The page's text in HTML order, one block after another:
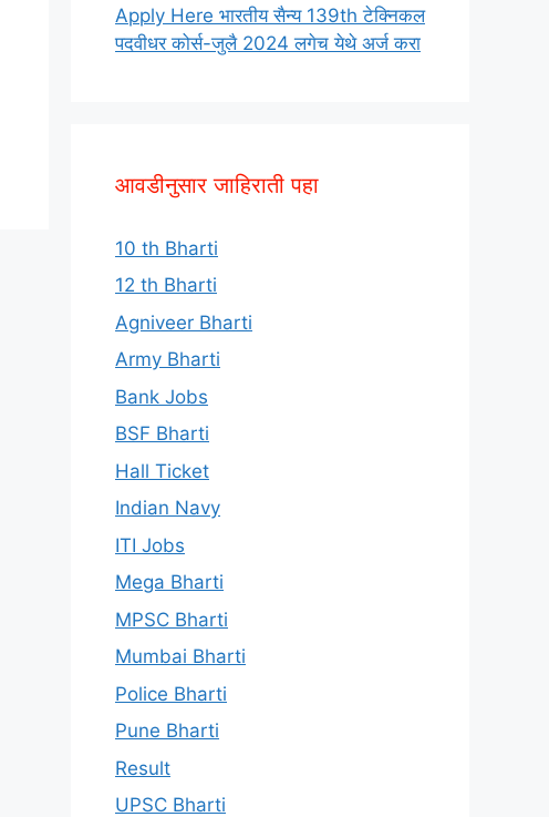
Apply Here भारतीय सैन्य 139th टेक्निकल
पदवीधर कोर्स-जुलै 2024 लगेच येथे अर्ज करा
आवडीनुसार जाहिराती पहा
10 th Bharti
12 th Bharti
Agniveer Bharti
Army Bharti
Bank Jobs
BSF Bharti
Hall Ticket
Indian Navy
ITI Jobs
Mega Bharti
MPSC Bharti
Mumbai Bharti
Police Bharti
Pune Bharti
Result
UPSC Bharti